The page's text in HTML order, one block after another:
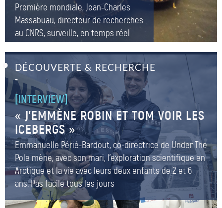
Première mondiale, Jean-Charles
Massabuau, directeur de recherches
au CNRS, surveille, en temps réel
aux quatre coins du monde,
connectés
DÉCOUVERTE & RECHERCHE
–
[INTERVIEW]
« J’EMMÈNE ROBIN ET TOM VOIR LES
ICEBERGS »
Emmanuelle Périé-Bardout, co-directrice de Under The
Pole mène, avec son mari, l'exploration scientifique en
Arctique et la vie avec leurs deux enfants de 2 et 6
ans. Pas facile tous les jours